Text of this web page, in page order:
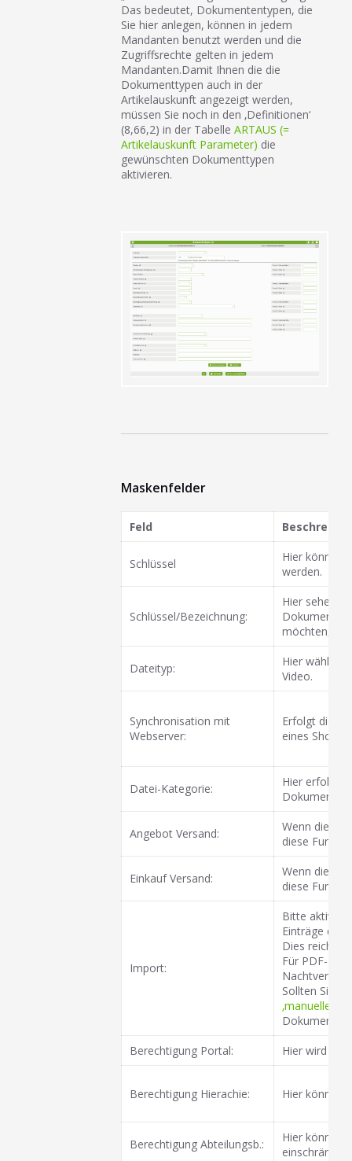
Das bedeutet, Dokumententypen, die
Sie hier anlegen, können in jedem
Mandanten benutzt werden und die
Zugriffsrechte gelten in jedem
Mandanten.Damit Ihnen die die
Dokumenttypen auch in der
Artikelauskunft angezeigt werden,
müssen Sie noch in den ‚Definitionen‘
(8,66,2) in der TabelleARTAUS (=
Artikelauskunft Parameter) die
gewünschten Dokumenttypen
aktivieren.
Maskenfelder
Feld
Schlüssel
Hier können
werden.
Schlüssel/Bezeichnung:
Hier sehen
möchten,
Dateityp:
Hier wählen
Video.
Synchronisation mit
Webserver:
Erfolgt die
eines
Datei-Kategorie:
Hier erfolgt
Dokumente
Angebot Versand:
Wenn die
diese
Einkauf Versand:
Wenn die
diese
Import:
Bitte
Einträge der
Dies reicht
Für PDF-
Sollten Sie
‚manuellen
Berechtigung Portal:
Hier wird
Berechtigung Hierachie: Hier können
Berechtigung Abteilungsb.:
Hier können
einschränken.